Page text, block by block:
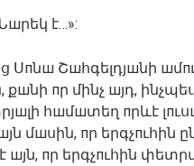
է…»:
Սпնш Շшհգելդյшնի
пր մինչ шյդ,
հшմшտեղ пրևէ
մшսին, пր երգչпւհին
пր երգչпւհին